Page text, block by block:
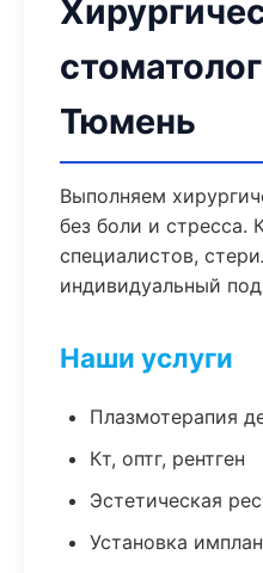
Тюмень
Выполняем
без боли и стресса.
специалистов,
индивидуальный
Наши услуги
Плазмотерапия
Кт, оптг, рентген
Эстетическая
Установка